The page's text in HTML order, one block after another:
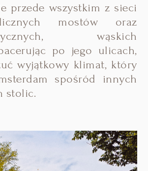
przede wszystkim z sieci
mostów oraz
wąskich
po jego ulicach,
wyjątkowy klimat, który
spośród innych
stolic.